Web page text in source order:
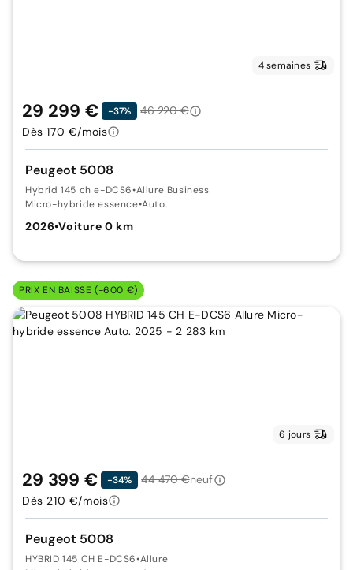
4 semaines
Peugeot 5008
Hybrid 145 ch e-DCS6•Allure Business
Micro-hybride essence•Auto.
2026•Voiture 0 km
29 299 € -37%
46 220 €
Dès 170 €/mois
PRIX EN BAISSE (-600 €)
6 jours
Peugeot 5008
HYBRID 145 CH E-DCS6•Allure
29 399 € -34% 44 470 €neuf
Dès 210 €/mois